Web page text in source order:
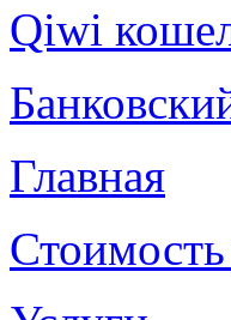
Qiwi
Главная